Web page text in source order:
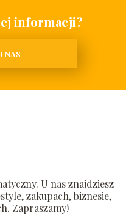
informacji?
NAS
U nas znajdziesz
zakupach, biznesie,
Zapraszamy!